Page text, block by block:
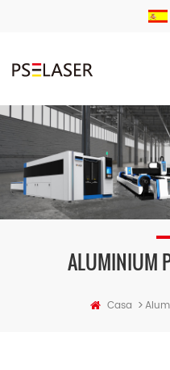
ALUMINIUM
Casa >